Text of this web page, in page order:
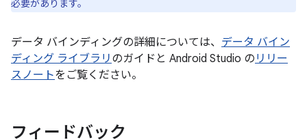
必要があります。
データ バインディングの詳細については、 データ バイン
ディング ライブラリ のガイドと Android Studio の リリー
スノートをご覧ください。
フィードバック